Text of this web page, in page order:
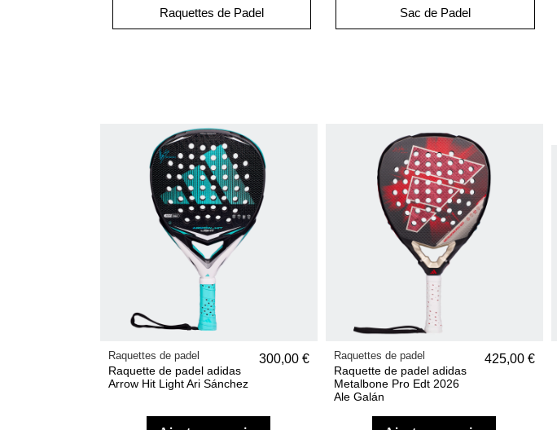
Raquettes de Padel Sac de Padel
Raquettes de padel
Raquette de padel adidas
Arrow Hit Light Ari Sánchez
300,00 € Raquettes de padel
Raquette de padel adidas
Metalbone Pro Edt 2026
Ale Galán
425,00 €